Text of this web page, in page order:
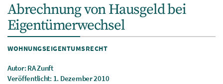
Abrechnung von Hausgeld bei
Eigentümerwechsel
WOHNUNGSEIGENTUMSRECHT
Autor: RA Zunft
Veröffentlicht: 1. Dezember 2010